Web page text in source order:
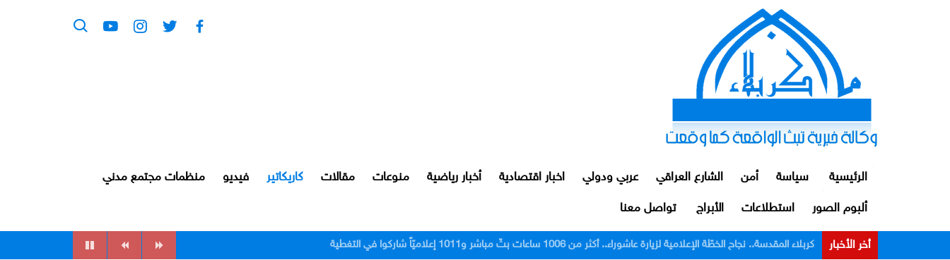
الرئيسية سياسة أمن الشارع العراقي عربي ودولي اخبار اقتصادية أخبار رياضية منوعات مقالات كاريكاتير فيديو منظمات مجتمع مدني
ألبوم الصور استطلاعات الأبراج تواصل معنا
أخر الأخبار الداخلية: توقيف ضابط ومنتسبين اثنين من مرور النجف بعد اعتدائهم على مواطن